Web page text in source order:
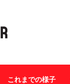
これまでの様子